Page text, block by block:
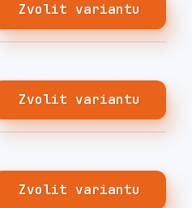
Zvolit variantu
Zvolit variantu
Zvolit variantu